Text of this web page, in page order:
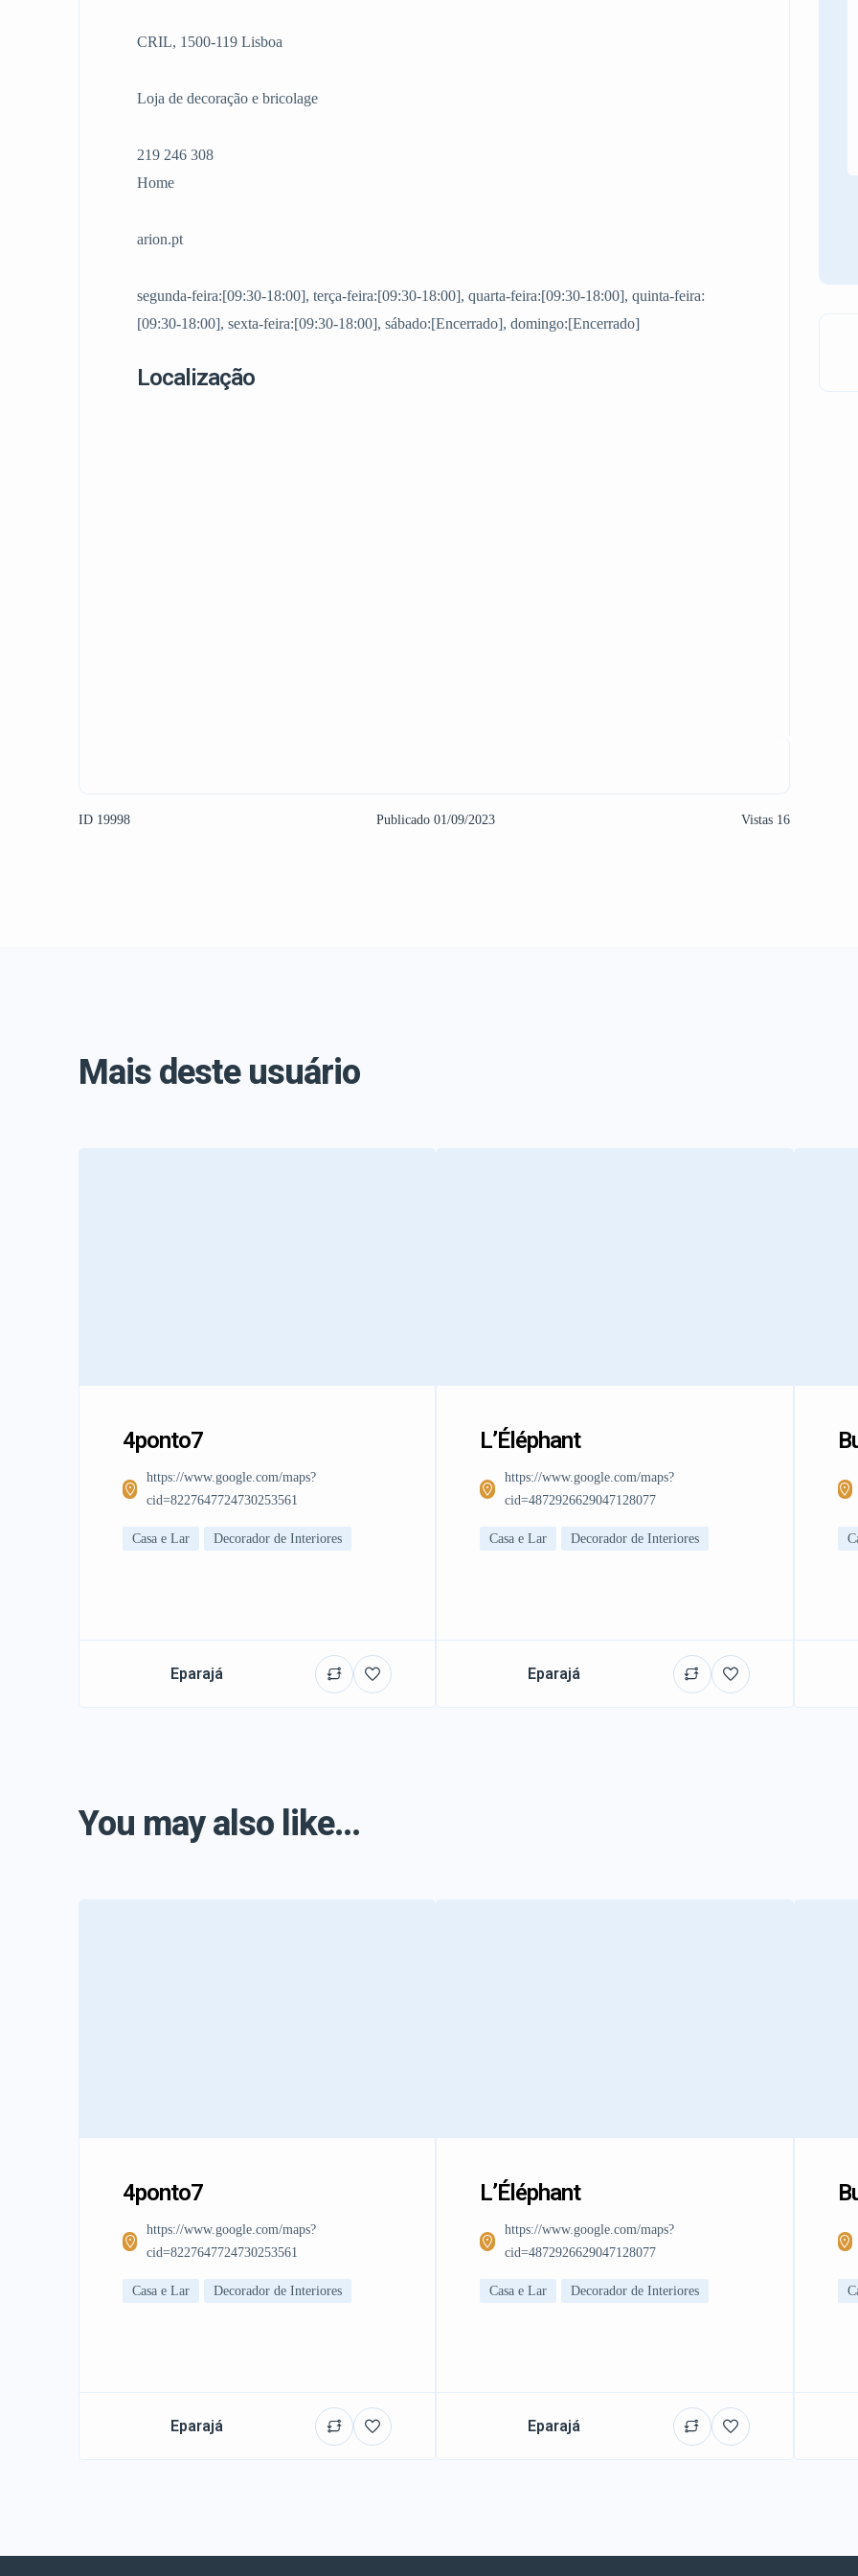
CRIL, 1500-119 Lisboa
Loja de decoração e bricolage
219 246 308
Home
arion.pt
segunda-feira:[09:30-18:00], terça-feira:[09:30-18:00], quarta-feira:[09:30-18:00], quinta-feira:
[09:30-18:00], sexta-feira:[09:30-18:00], sábado:[Encerrado], domingo:[Encerrado]
Localização
ID 19998 Publicado 01/09/2023 Vistas 16
Mais deste usuário
4ponto7
https://www.google.com/maps?
cid=8227647724730253561
Casa e Lar Decorador de Interiores
Eparajá
L’Éléphant
https://www.google.com/maps?
cid=4872926629047128077
Casa e Lar Decorador de Interiores
Eparajá
You may also like...
4ponto7
https://www.google.com/maps?
cid=8227647724730253561
Casa e Lar Decorador de Interiores
Eparajá
L’Éléphant
https://www.google.com/maps?
cid=4872926629047128077
Casa e Lar Decorador de Interiores
Eparajá